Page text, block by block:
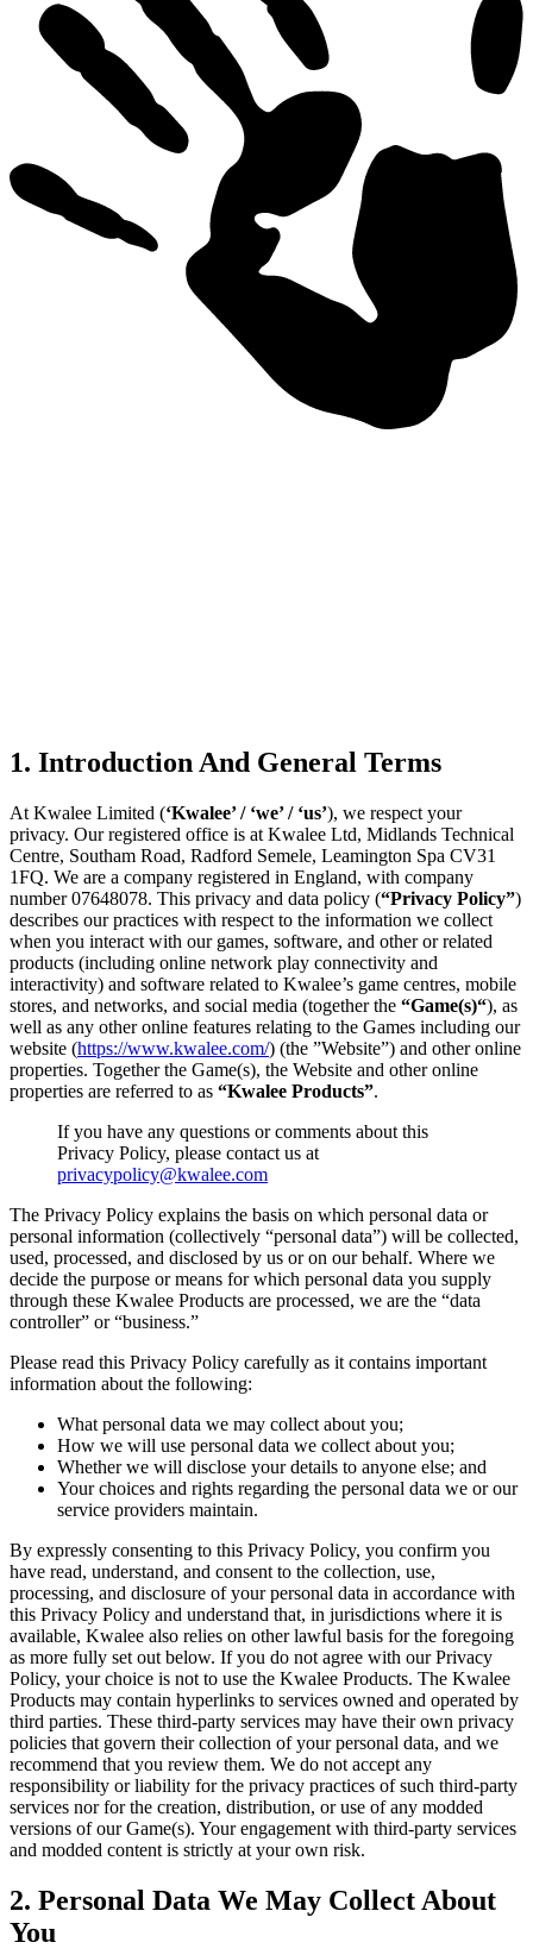
1. Introduction And General Terms
At Kwalee Limited (‘Kwalee’ / ‘we’ / ‘us’), we respect your
privacy. Our registered office is at Kwalee Ltd, Midlands Technical
Centre, Southam Road, Radford Semele, Leamington Spa CV31
1FQ. We are a company registered in England, with company
number 07648078. This privacy and data policy (“Privacy Policy”)
describes our practices with respect to the information we collect
when you interact with our games, software, and other or related
products (including online network play connectivity and
interactivity) and software related to Kwalee’s game centres, mobile
stores, and networks, and social media (together the “Game(s)“), as
well as any other online features relating to the Games including our
website (https://www.kwalee.com/) (the ”Website”) and other online
properties. Together the Game(s), the Website and other online
properties are referred to as “Kwalee Products”.
If you have any questions or comments about this
Privacy Policy, please contact us at
privacypolicy@kwalee.com
The Privacy Policy explains the basis on which personal data or
personal information (collectively “personal data”) will be collected,
used, processed, and disclosed by us or on our behalf. Where we
decide the purpose or means for which personal data you supply
through these Kwalee Products are processed, we are the “data
controller” or “business.”
Please read this Privacy Policy carefully as it contains important
information about the following:
What personal data we may collect about you;
How we will use personal data we collect about you;
Whether we will disclose your details to anyone else; and
Your choices and rights regarding the personal data we or our
service providers maintain.
By expressly consenting to this Privacy Policy, you confirm you
have read, understand, and consent to the collection, use,
processing, and disclosure of your personal data in accordance with
this Privacy Policy and understand that, in jurisdictions where it is
available, Kwalee also relies on other lawful basis for the foregoing
as more fully set out below. If you do not agree with our Privacy
Policy, your choice is not to use the Kwalee Products. The Kwalee
Products may contain hyperlinks to services owned and operated by
third parties. These third-party services may have their own privacy
policies that govern their collection of your personal data, and we
recommend that you review them. We do not accept any
responsibility or liability for the privacy practices of such third-party
services nor for the creation, distribution, or use of any modded
versions of our Game(s). Your engagement with third-party services
and modded content is strictly at your own risk.
2. Personal Data We May Collect About
You